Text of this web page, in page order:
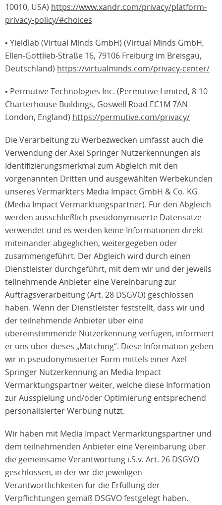
10010, USA) https://www.xandr.com/privacy/platform-
privacy-policy/#choices
• Yieldlab (Virtual Minds GmbH) (Virtual Minds GmbH,
Ellen-Gottlieb-Straße 16, 79106 Freiburg im Breisgau,
Deutschland) https://virtualminds.com/privacy-center/
• Permutive Technologies Inc. (Permutive Limited, 8-10
Charterhouse Buildings, Goswell Road EC1M 7AN
London, England) https://permutive.com/privacy/
Die Verarbeitung zu Werbezwecken umfasst auch die
Verwendung der Axel Springer Nutzerkennungen als
Identifizierungsmerkmal zum Abgleich mit den
vorgenannten Dritten und ausgewählten Werbekunden
unseres Vermarkters Media Impact GmbH & Co. KG
(Media Impact Vermarktungspartner). Für den Abgleich
werden ausschließlich pseudonymisierte Datensätze
verwendet und es werden keine Informationen direkt
miteinander abgeglichen, weitergegeben oder
zusammengeführt. Der Abgleich wird durch einen
Dienstleister durchgeführt, mit dem wir und der jeweils
teilnehmende Anbieter eine Vereinbarung zur
Auftragsverarbeitung (Art. 28 DSGVO) geschlossen
haben. Wenn der Dienstleister feststellt, dass wir und
der teilnehmende Anbieter über eine
übereinstimmende Nutzerkennung verfügen, informiert
er uns über dieses „Matching“. Diese Information geben
wir in pseudonymisierter Form mittels einer Axel
Springer Nutzerkennung an Media Impact
Vermarktungspartner weiter, welche diese Information
zur Ausspielung und/oder Optimierung entsprechend
personalisierter Werbung nutzt.
Wir haben mit Media Impact Vermarktungspartner und
dem teilnehmenden Anbieter eine Vereinbarung über
die gemeinsame Verantwortung i.S.v. Art. 26 DSGVO
geschlossen, in der wir die jeweiligen
Verantwortlichkeiten für die Erfüllung der
Verpflichtungen gemäß DSGVO festgelegt haben.